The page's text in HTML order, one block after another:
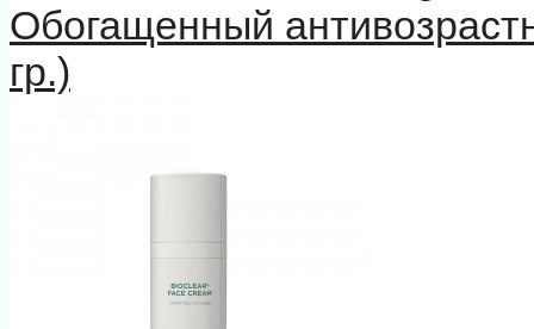
Обогащенный
гр.)